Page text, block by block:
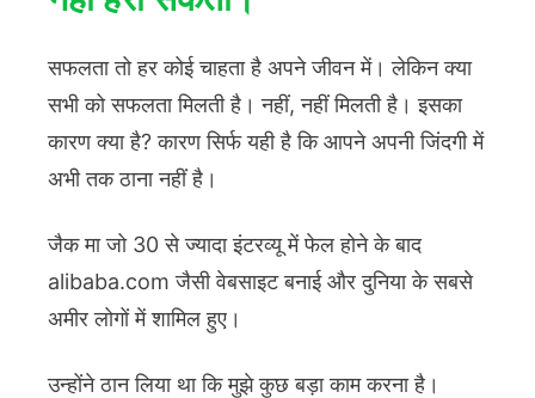
सफलता तो हर कोई चाहता है अपने जीवन में। लेकिन क्या
सभी को सफलता मिलती है। नहीं, नहीं मिलती है। इसका
कारण क्या है? कारण सिर्फ यही है कि आपने अपनी जिंदगी में
अभी तक ठाना नहीं है।
जैक मा जो 30 से ज्यादा इंटरव्यू में फेल होने के बाद
alibaba.com जैसी वेबसाइट बनाई और दुनिया के सबसे
अमीर लोगों में शामिल हुए।
उन्होंने ठान लिया था कि मुझे कुछ बड़ा काम करना है।